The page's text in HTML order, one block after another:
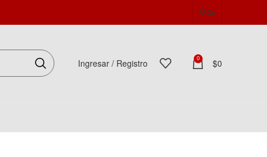
FAQs
Ingresar / Registro 0 $0